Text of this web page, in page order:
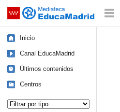
Saltar navegación
Inicio
Canal EducaMadrid
Últimos contenidos
Centros